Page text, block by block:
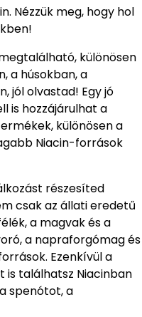
Nézzük meg, hogy hol
különösen
a húsokban, a
jól olvastad! Egy jó
is hozzájárulhat a
különösen a
Niacin-források
részesíted
csak az állati eredetű
a magvak és a
a napraforgómag és
Ezenkívül a
is találhatsz Niacinban
spenótot, a